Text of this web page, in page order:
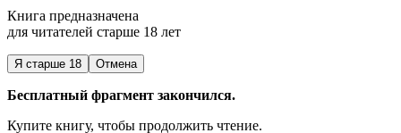
Книга предназначена
для читателей старше 18 лет
Я старше 18 Отмена
Бесплатный фрагмент закончился.
Купите книгу, чтобы продолжить чтение.